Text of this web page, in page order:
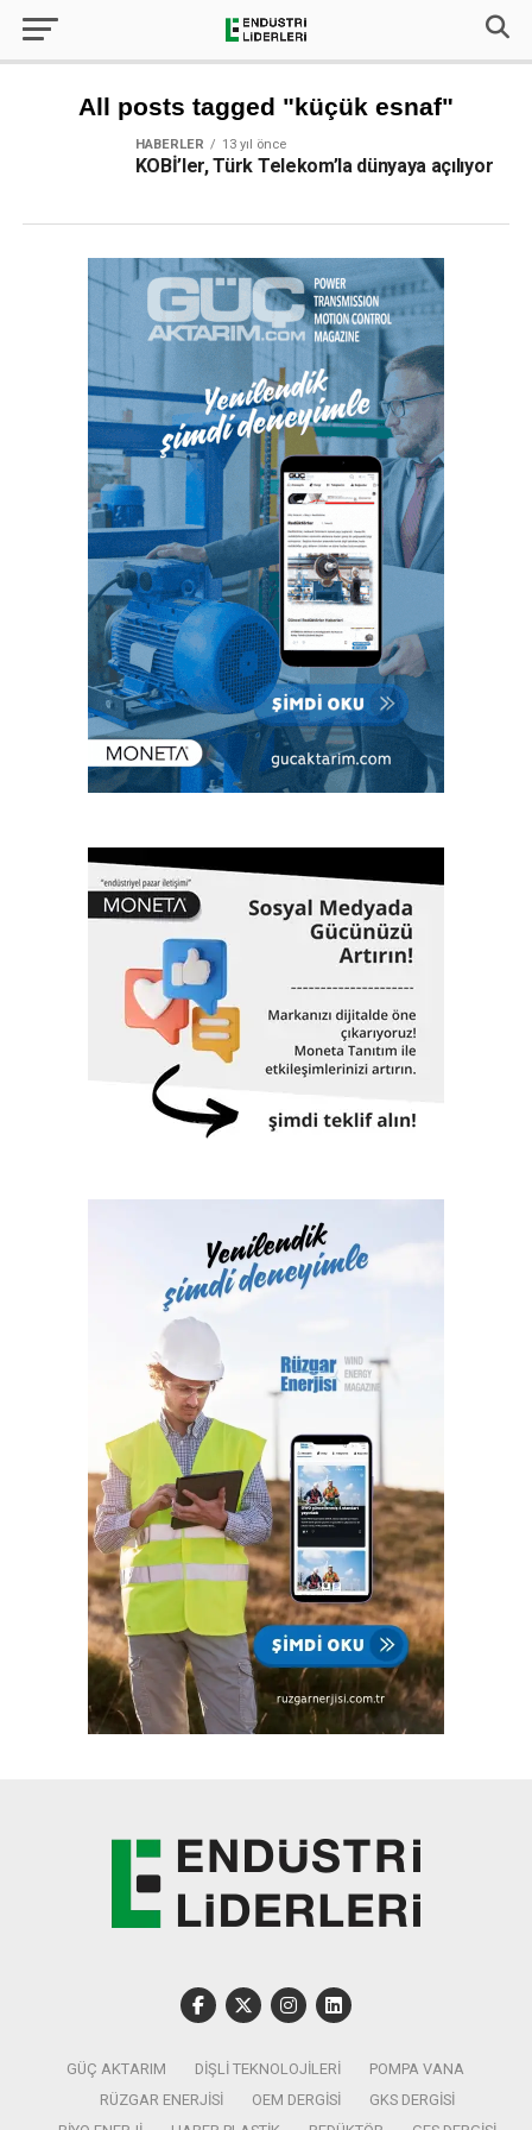
All posts tagged "küçük esnaf"
HABERLER 13 yıl önce
KOBİ’ler, Türk Telekom’la dünyaya açılıyor
GÜÇ AKTARIM DIŞLI TEKNOLOJILERI
POMPA VANA
RÜZGAR ENERJISI
OEM DERGISI
GKS DERGISI